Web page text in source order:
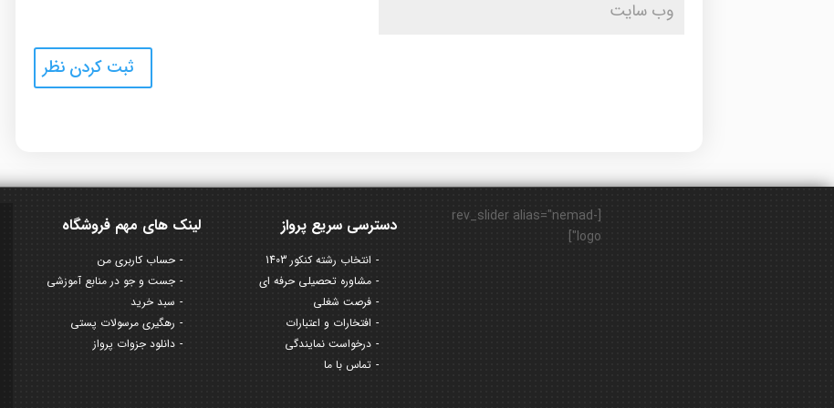
لینک های مهم فروشگاه
حساب کاربری من
جست و جو در منابع آموزشی
سبد خرید
رهگیری مرسولات پستی
دانلود جزوات پرواز
دسترسی سریع پرواز
انتخاب رشته کنکور 1403
مشاوره تحصیلی حرفه ای
فرصت شغلی
افتخارات و اعتبارات
درخواست نمایندگی
تماس با ما
[rev_slider alias="nemad-
logo"]